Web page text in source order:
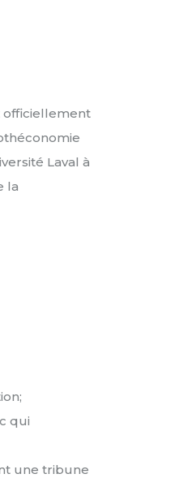
officiellement
Laval à
la
qui
une tribune